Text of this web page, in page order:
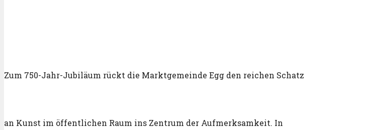
Zum 750-Jahr-Jubiläum rückt die Marktgemeinde Egg den reichen Schatz
an Kunst im öffentlichen Raum ins Zentrum der Aufmerksamkeit. In